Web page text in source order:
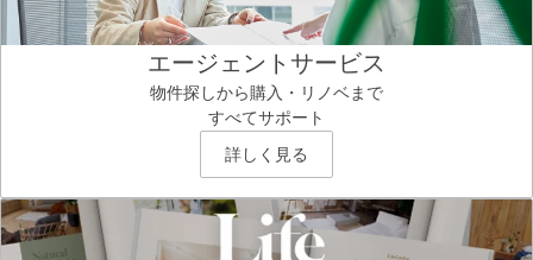
エージェントサービス
物件探しから購入・リノベまで
すべてサポート
詳しく見る